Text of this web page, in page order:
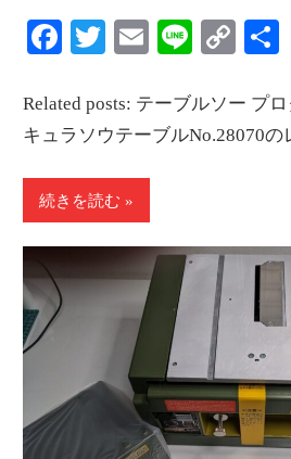
Facebook
Twitter
EmailLineCopy
Related posts: テーブルソー プ
キュラソウテーブルNo.28070の
続きを読む